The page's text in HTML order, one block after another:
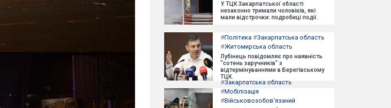
У ТЦК Закарпатської області
незаконно тримали чоловіків, які
мали відстрочки: подробиці події.
#Політика #Закарпатська область
#Житомирська область
Лубінець повідомляє про наявність
"сотень заручників" з
відтермінуваннями в Берегівському
ТЦК.
#Закарпатська область
#Мобілізація
#Військовозобов'язаний